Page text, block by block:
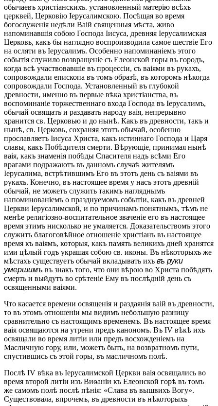
обычаевъ христіанскихъ. установленный матерію всѣхъ
церквей, Церковію Іерусалимскою. Посѣщая во время
богослуженія недѣли Ваій священныя мѣста, живо
напоминавшія собою Господа Іисуса, древняя Іерусалимская
Церковь, какъ бы наглядно воспроизводила самое шествіе Его
на осляти въ Іерусалимъ. Особенно напоминаніемъ этого
событія служило возвращеніе съ Елеонской горы въ городъ,
когда всѣ участвовавшіе въ процессіи, съ ваіями въ рукахъ,
сопровождали епископа въ томъ образѣ, въ которомъ нѣкогда
сопровождали Господа. Установленный въ глубокой
древности, именно въ первые вѣка христіанства, въ
воспоминаніе торжественнаго входа Господа въ Іерусалимъ,
обычай освящать и раздавать народу ваія, непрерывно
хранится св. Церковью и до нынѣ. Какъ въ древности, такъ и
нынѣ, св. Церковь, сохраняя этотъ обычай, особенно
прославляетъ Іисуса Христа, какъ истиннаго Господа и Царя
славы, какъ Побѣдителя смерти. Вѣрующіе, принимая нынѣ
ваія, какъ знаменія побѣды Спасителя надъ всѣми Его
врагами подражаютъ въ данномъ случаѣ жителямъ
Іерусалима, встрѣтившимъ Его въ этотъ день съ ваіями въ
рукахъ. Конечно, въ настоящее время у насъ этотъ древній
обычай, не можетъ служить такимъ нагляднымъ
напоминованіемъ о празднуемомъ событіи, какъ въ древней
Церкви Іерусалимской, и по причинамъ понятнымъ, тѣмъ не
менѣе религіозно-воспитательное зваченіе его въ настоящее
время этимъ нисколько не умаляется. Доказательствомъ этого
служитъ благоговѣйное отношеніе христіанъ въ настоящее
время къ ваіямъ, которыя, какъ память великихъ дней хранятся
ими цѣлый годъ украшая собою св. иконы. Въ нѣкоторыхъ же
мѣстахъ существуетъ обычай вкладывать ихъ въ руки
умершимъ въ знакъ того, что они вѣрою во Христа побѣдятъ
смерть и выйдутъ во срѣтеніе Ему въ послѣдній день съ
освященными ваіями.
Что касается времени освященія и раздаянія ваій въ древности,
то въ этомъ отношеніи мы видимъ небольшую разницу
сравнительно съ настоящимъ временемъ. Въ настоящее время
ваія освящаются на утрени предъ канономъ. Въ ІV вѣкѣ ихъ
освящали во время литіи или предъ восхожденіемъ на
Масличную гору, или, можетъ быть, на возвратномъ пути,
спустившись съ этой горы, въ масличномъ полѣ.
Послѣ ІV вѣка въ Іерусалимской Церкви ваія освящались во
время второй литіи изъ Виѳаніи къ Елеонской горѣ въ томъ
же самомъ полѣ послѣ пѣнія: «Слава въ вышвихъ Вогу».
Существовала, впрочемъ, въ древности въ нѣкоторыхъ